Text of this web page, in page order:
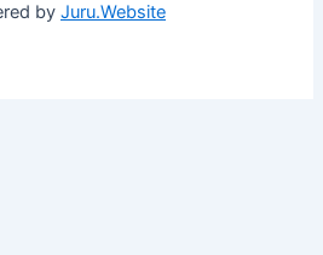
by Juru.Website